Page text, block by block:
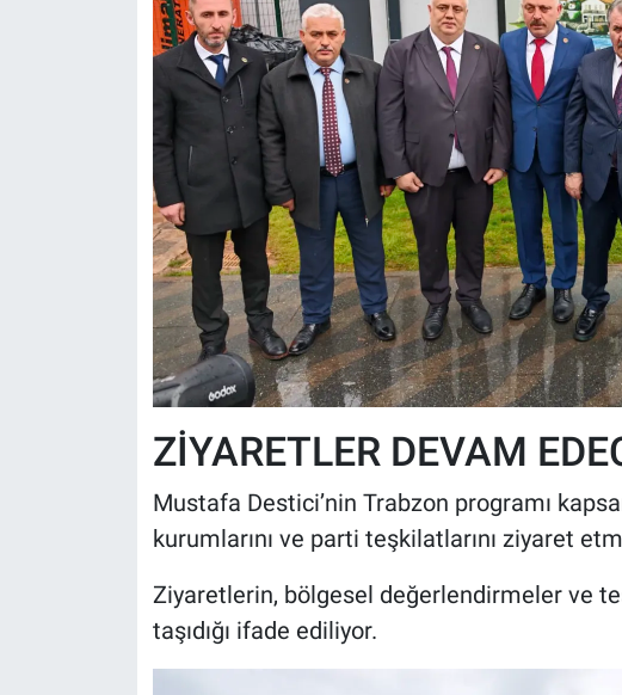
ZİYARETLER DEVAM
Mustafa Destici’nin Trabzon programı
kurumlarını ve parti teşkilatlarını ziyaret
Ziyaretlerin, bölgesel değerlendirmeler ve
taşıdığı ifade ediliyor.